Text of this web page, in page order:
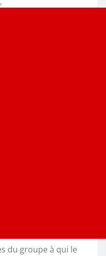
du groupe à qui le